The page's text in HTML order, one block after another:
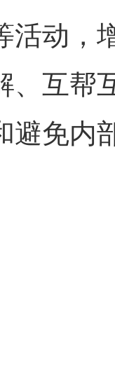
活动，
、互帮
避免内